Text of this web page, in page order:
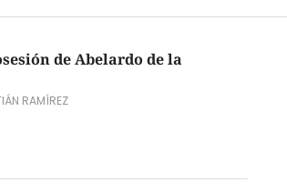
de Abelardo de la
RAMÍREZ